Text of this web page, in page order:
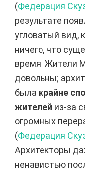
(Федерация
результате
угловатый вид,
ничего, что
время. Жители
довольны;
была крайне
жителей из-за
огромных
(Федерация
Архитекторы
ненавистью